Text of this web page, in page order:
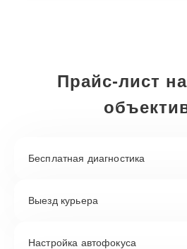
Прайс-лист
Бесплатная диагностика
Выезд курьера
Настройка автофокуса